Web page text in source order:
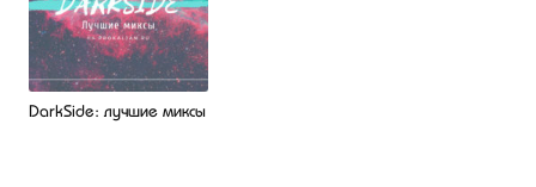
DarkSide: лучшие миксы